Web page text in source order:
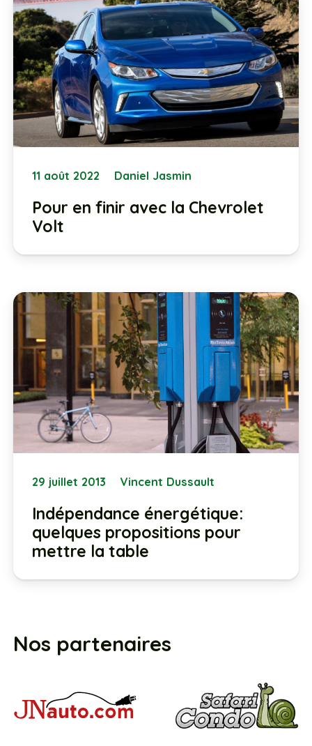
11 août 2022 Daniel Jasmin
Volt
29 juillet 2013 Vincent Dussault
quelques propositions pour
mettre la table